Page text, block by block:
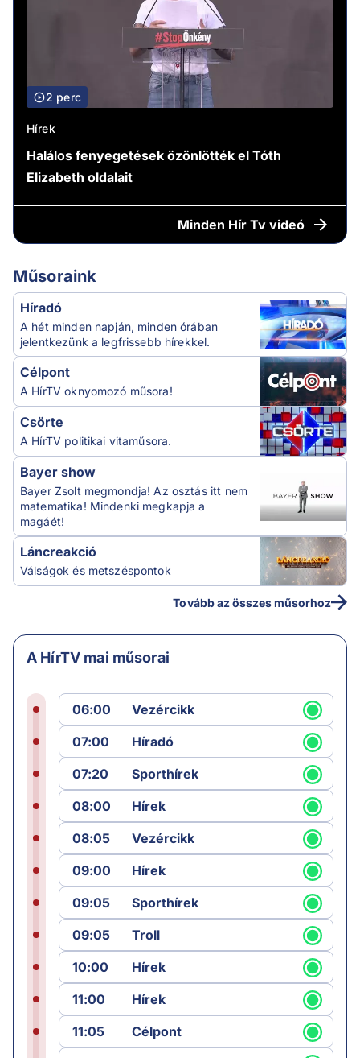
2 perc
Hírek
Halálos fenyegetések özönlötték el Tóth
Elizabeth oldalait
Minden Hír Tv videó
Műsoraink
Híradó
A hét minden napján, minden órában
jelentkezünk a legfrissebb hírekkel.
Célpont
A HírTV oknyomozó műsora!
Csörte
A HírTV politikai vitaműsora.
Bayer show
Bayer Zsolt megmondja! Az osztás itt nem
matematika! Mindenki megkapja a
magáét!
Láncreakció
Válságok és metszéspontok
Tovább az összes műsorhoz
A HírTV mai műsorai
06:00
Vezércikk
07:00
Híradó
07:20
Sporthírek
08:00
Hírek
08:05
Vezércikk
09:00
Hírek
09:05
Sporthírek
09:05
Troll
10:00
Hírek
11:00
Hírek
11:05
Célpont